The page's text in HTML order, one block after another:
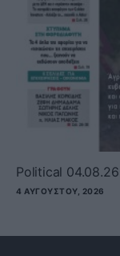
Political 04.08.26
4 ΑΥΓΟΎΣΤΟΥ, 2026